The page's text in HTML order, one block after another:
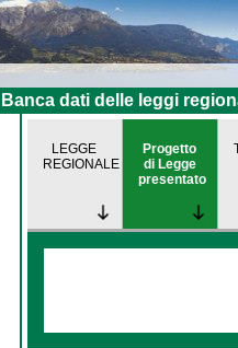
Banca dati delle leggi
LEGGE
REGIONALE
Progetto
di Legge
presentato